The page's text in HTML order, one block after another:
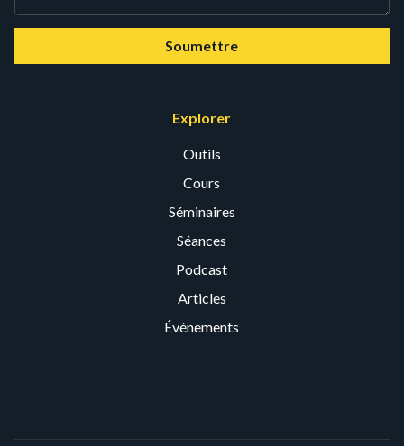
Soumettre
Explorer
Outils
Cours
Séminaires
Séances
Podcast
Articles
Événements